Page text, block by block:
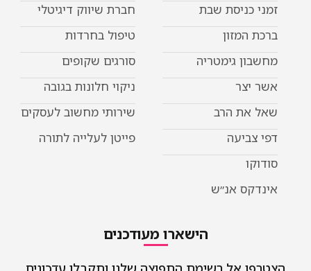
זמני כניסת שבת
ברכת המזון
מחשבון גימטריה
אשר יצר
שאל את הרב
דפי צביעה
סודוקו
אינדקס אנ״ש
חברת שיווק דיגיטלי
טיפול בחרדות
סורגים שקופים
ניקוי חלונות בגובה
שירותי מחשוב לעסקים
פייטן לעלייה לתורה
הישארו מעודכנים